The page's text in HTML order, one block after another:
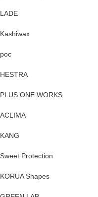
LADE
Kashiwax
poc
HESTRA
PLUS ONE WORKS
ACLIMA
KANG
Sweet Protection
KORUA Shapes